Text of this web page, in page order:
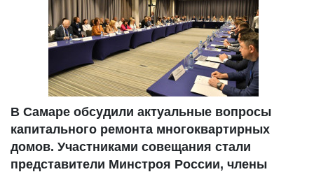
В Самаре обсудили актуальные вопросы
капитального ремонта многоквартирных
домов. Участниками совещания стали
представители Минстроя России, члены